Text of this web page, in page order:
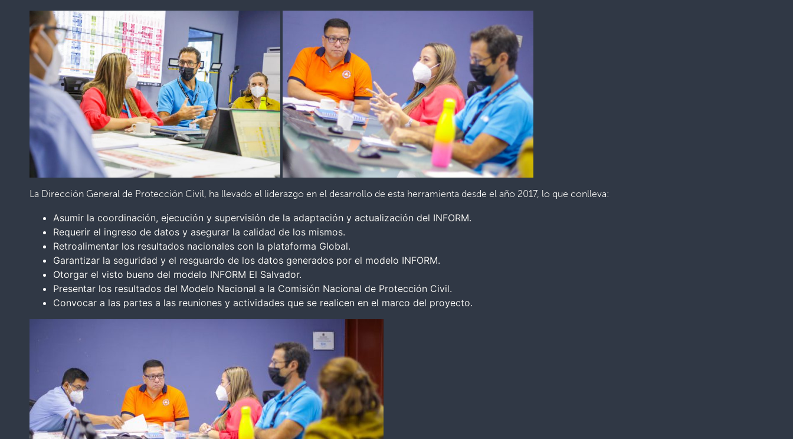
La Dirección General de Protección Civil, ha llevado el liderazgo en el desarrollo de esta herramienta desde el año 2017, lo que conlleva:
Asumir la coordinación, ejecución y supervisión de la adaptación y actualización del INFORM.
Requerir el ingreso de datos y asegurar la calidad de los mismos.
Retroalimentar los resultados nacionales con la plataforma Global.
Garantizar la seguridad y el resguardo de los datos generados por el modelo INFORM.
Otorgar el visto bueno del modelo INFORM El Salvador.
Presentar los resultados del Modelo Nacional a la Comisión Nacional de Protección Civil.
Convocar a las partes a las reuniones y actividades que se realicen en el marco del proyecto.